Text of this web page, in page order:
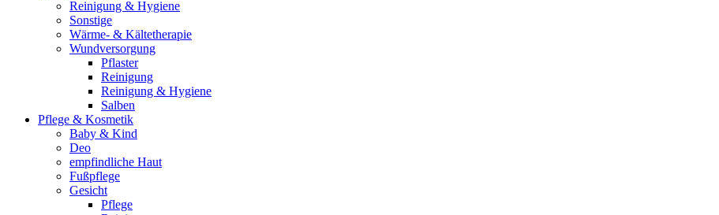
Reinigung & Hygiene
Sonstige
Wärme- & Kältetherapie
Wundversorgung
Pflaster
Reinigung
Reinigung & Hygiene
Salben
Pflege & Kosmetik
Baby & Kind
Deo
empfindliche Haut
Fußpflege
Gesicht
Pflege